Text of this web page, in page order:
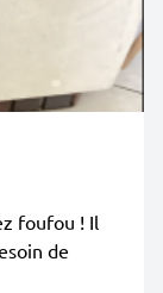
foufou ! Il
de